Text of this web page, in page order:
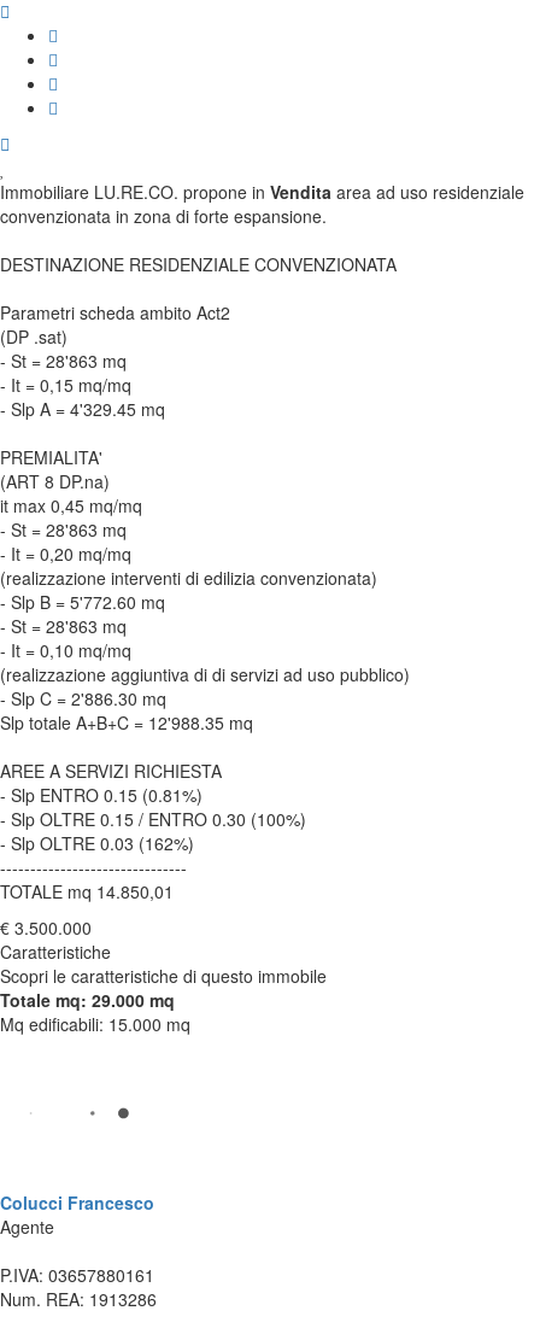
Immobiliare LU.RE.CO. propone in Vendita area ad uso residenziale
convenzionata in zona di forte espansione.
DESTINAZIONE RESIDENZIALE CONVENZIONATA
Parametri scheda ambito Act2
(DP .sat)
- St = 28'863 mq
- It = 0,15 mq/mq
- Slp A = 4'329.45 mq
PREMIALITA'
(ART 8 DP.na)
it max 0,45 mq/mq
- St = 28'863 mq
- It = 0,20 mq/mq
(realizzazione interventi di edilizia convenzionata)
- Slp B = 5'772.60 mq
- St = 28'863 mq
- It = 0,10 mq/mq
(realizzazione aggiuntiva di di servizi ad uso pubblico)
- Slp C = 2'886.30 mq
Slp totale A+B+C = 12'988.35 mq
AREE A SERVIZI RICHIESTA
- Slp ENTRO 0.15 (0.81%)
- Slp OLTRE 0.15 / ENTRO 0.30 (100%)
- Slp OLTRE 0.03 (162%)
-------------------------------
TOTALE mq 14.850,01
€ 3.500.000
Caratteristiche
Scopri le caratteristiche di questo immobile
Totale mq: 29.000 mq
Mq edificabili: 15.000 mq
Colucci Francesco
Agente
P.IVA: 03657880161
Num. REA: 1913286